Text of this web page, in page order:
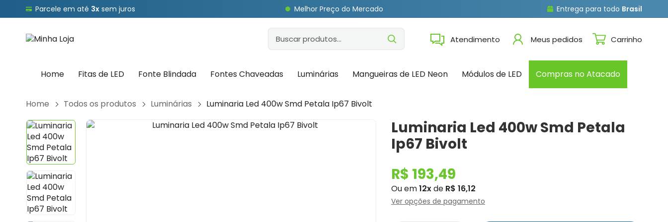
Parcele em até 3x sem juros Melhor Preço do Mercado Entrega para todo Brasil
Atendimento Meus pedidos Carrinho
Home Fitas de LED Fonte Blindada Fontes Chaveadas Luminárias Mangueiras de LED Neon Módulos de LED Compras no Atacado
Home Todos os produtos Luminárias Luminaria Led 400w Smd Petala Ip67 Bivolt
Luminaria Led 400w Smd Petala
Ip67 Bivolt
R$ 193,49
Ou em12xde R$ 16,12
Ver opções de pagamento